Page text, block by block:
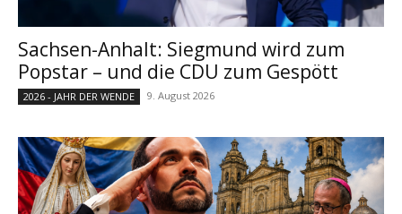
Sachsen-Anhalt: Siegmund wird zum
Popstar – und die CDU zum Gespött
2026 - JAHR DER WENDE 9. August 2026